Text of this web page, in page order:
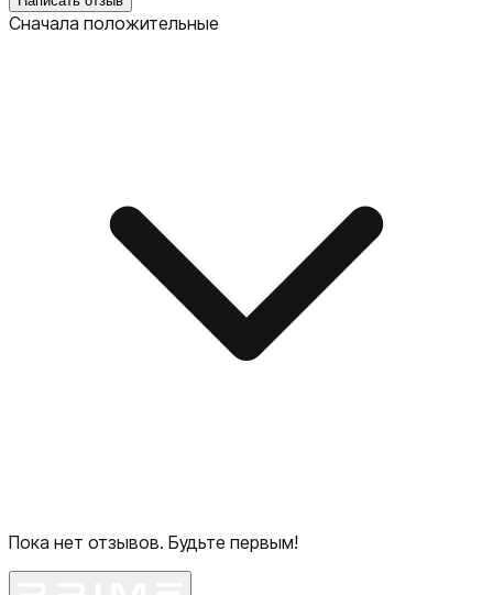
Сначала положительные
Пока нет отзывов. Будьте первым!